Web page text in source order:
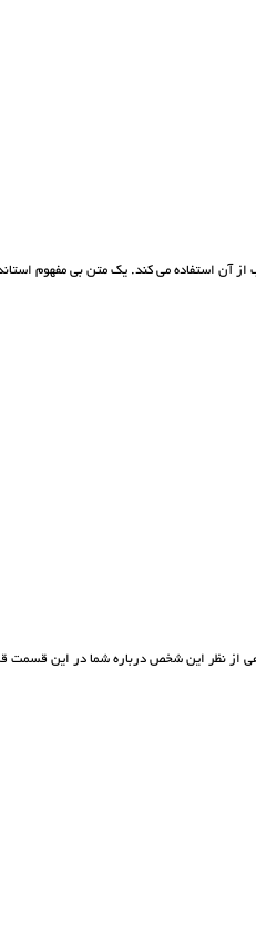
آن استفاده می کند. يک متن بی مفهوم
از نظر این شخص درباره شما در این قسمت